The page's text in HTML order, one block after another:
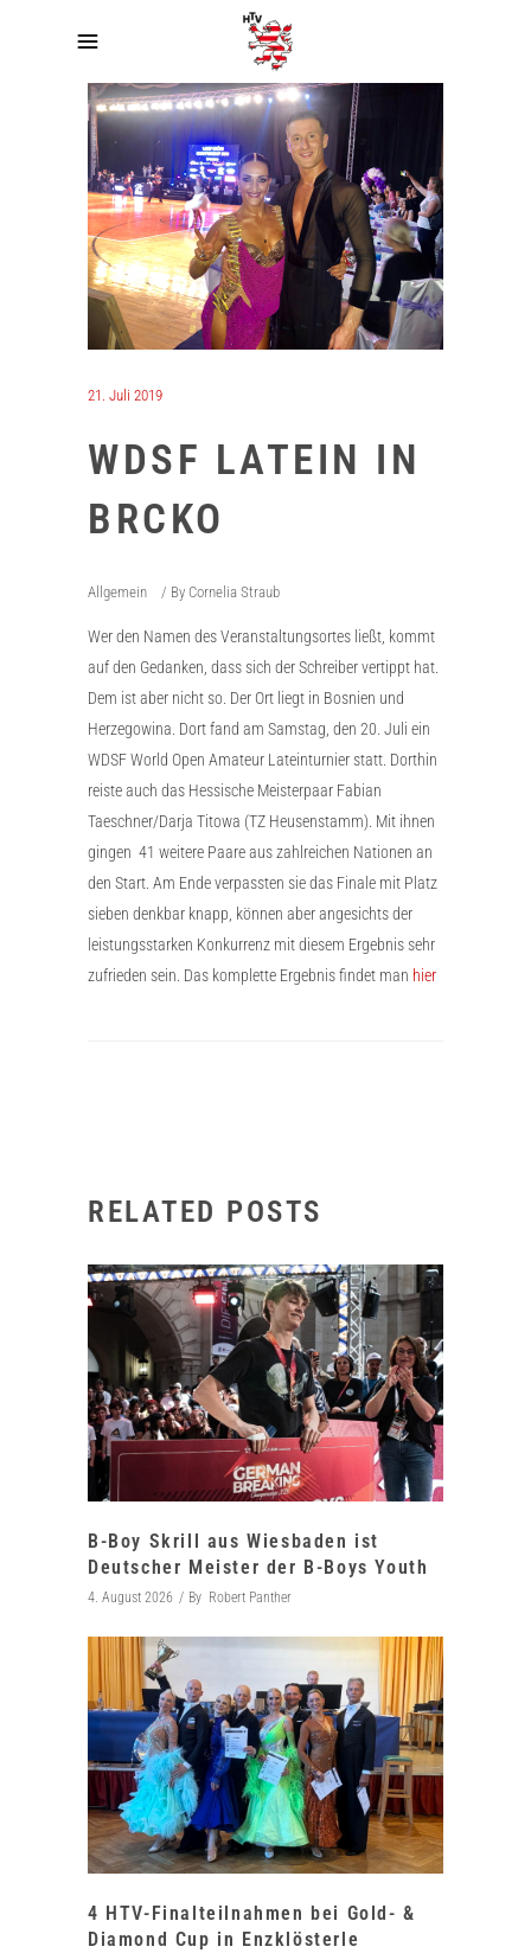
21. Juli 2019
WDSF LATEIN IN
BRCKO
Allgemein By Cornelia Straub
Wer den Namen des Veranstaltungsortes ließt, kommt
auf den Gedanken, dass sich der Schreiber vertippt hat.
Dem ist aber nicht so. Der Ort liegt in Bosnien und
Herzegowina. Dort fand am Samstag, den 20. Juli ein
WDSF World Open Amateur Lateinturnier statt. Dorthin
reiste auch das Hessische Meisterpaar Fabian
Taeschner/Darja Titowa (TZ Heusenstamm). Mit ihnen
gingen 41 weitere Paare aus zahlreichen Nationen an
den Start. Am Ende verpassten sie das Finale mit Platz
sieben denkbar knapp, können aber angesichts der
leistungsstarken Konkurrenz mit diesem Ergebnis sehr
zufrieden sein. Das komplette Ergebnis findet man hier
RELATED POSTS
B-Boy Skrill aus Wiesbaden ist
Deutscher Meister der B-Boys Youth
4. August 2026 By Robert Panther
4 HTV-Finalteilnahmen bei Gold- &
Diamond Cup in Enzklösterle